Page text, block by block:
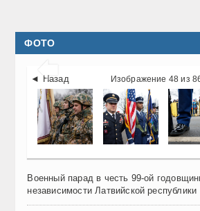
ФОТО

◄ Назад Изображение 48 из
Военный парад в честь 99-ой
независимости Латвийской республики